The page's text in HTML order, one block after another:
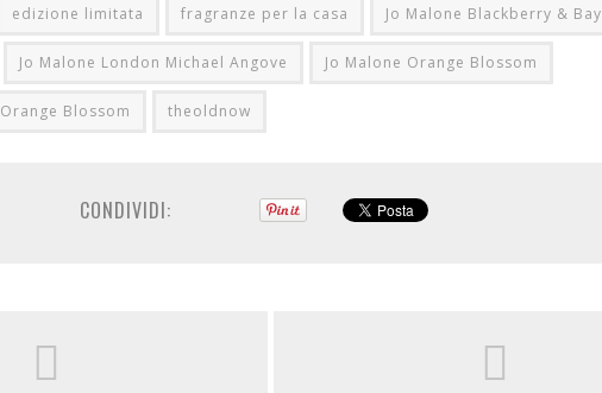
edizione limitata fragranze per la casa Jo Malone Blackberry & Bay
Jo Malone London Michael Angove Jo Malone Orange Blossom
Orange Blossom theoldnow
CONDIVIDI: